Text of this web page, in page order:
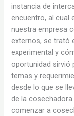
instancia de
encuentro, al cual
nuestra empresa
externos, se trató
experimental y
oportunidad sirvió
temas y
desde lo que se
de la
comenzar a